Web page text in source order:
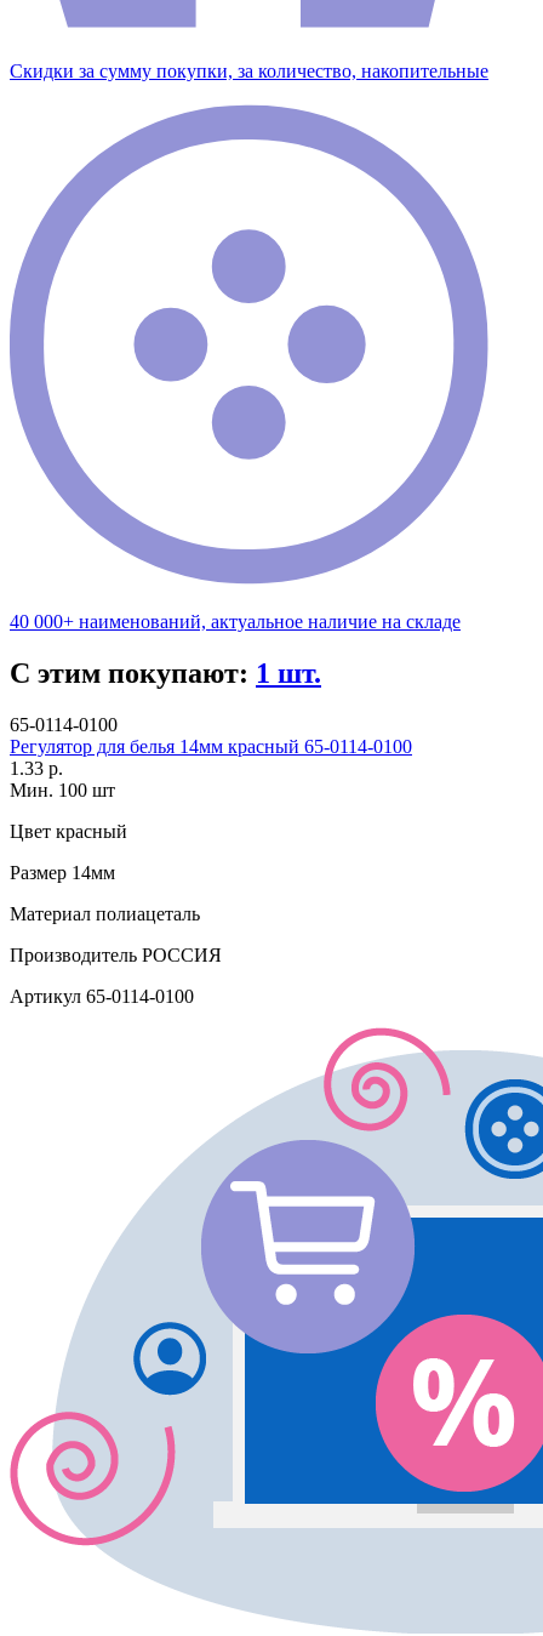
Скидки за сумму покупки, за количество, накопительные
40 000+ наименований, актуальное наличие на складе
С этим покупают: 1 шт.
65-0114-0100
Регулятор для белья 14мм красный 65-0114-0100
1.33 р.
Мин. 100 шт
Цвет красный
Размер 14мм
Материал полиацеталь
Производитель РОССИЯ
Артикул 65-0114-0100